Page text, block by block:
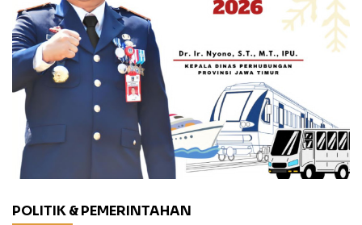
POLITIK & PEMERINTAHAN